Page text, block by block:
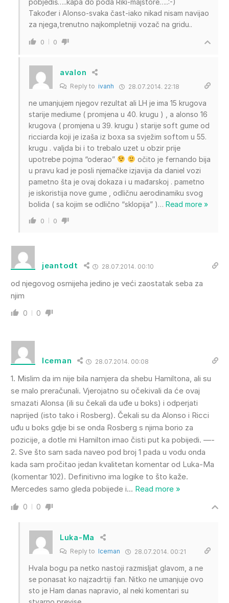
Također i Alonso-svaka čast-iako nikad nisam navijao
za njega,trenutno najkompletniji vozač na gridu..
0 0
avalon
Reply to ivanh 28.07.2014. 22:18
ne umanjujem njegov rezultat ali LH je ima 15 krugova
starije mediume ( promjena u 40. krugu ) , a alonso 16
krugova ( promjena u 39. krugu ) starije soft gume od
ricciarda koji je izaša iz boxa sa svježim softom u 55.
krugu . valjda bi i to trebalo uzet u obzir prije
upotrebe pojma “oderao”
očito je fernando bija
u pravu kad je posli njemačke izjavija da daniel vozi
pametno šta je ovaj dokaza i u mađarskoj . pametno
je iskoristija nove gume , odličnu aerodinamiku svog
bolida ( sa kojim se odlično “sklopija” )… Read more »
0 0
jeantodt 28.07.2014. 00:10
od njegovog osmijeha jedino je veći zaostatak seba za
njim
0 0
Iceman 28.07.2014. 00:08
1. Mislim da im nije bila namjera da shebu Hamiltona, ali su
se malo preračunali. Vjerojatno su očekivali da će ovaj
smazati Alonsa (ili su čekali da uđe u boks) i odperjati
naprijed (isto tako i Rosberg). Čekali su da Alonso i Ricci
uđu u boks gdje bi se onda Rosberg s njima borio za
pozicije, a dotle mi Hamilton imao čisti put ka pobijedi. —-
2. Sve što sam sada naveo pod broj 1 pada u vodu onda
kada sam pročitao jedan kvalitetan komentar od Luka-Ma
(komentar 102). Definitivno ima logike to što kaže.
Mercedes samo gleda pobijede i… Read more »
0 0
Luka-Ma
Reply to Iceman 28.07.2014. 00:21
Hvala bogu pa netko nastoji razmisljat glavom, a ne
se ponasat ko najzadrtiji fan. Nitko ne umanjuje ovo
sto je Ham danas napravio, al neki komentari su